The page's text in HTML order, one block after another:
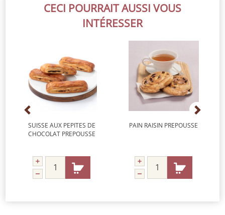
CECI POURRAIT AUSSI VOUS
INTÉRESSER
SUISSE AUX PEPITES DE
CHOCOLAT PREPOUSSE
PAIN RAISIN PREPOUSSE